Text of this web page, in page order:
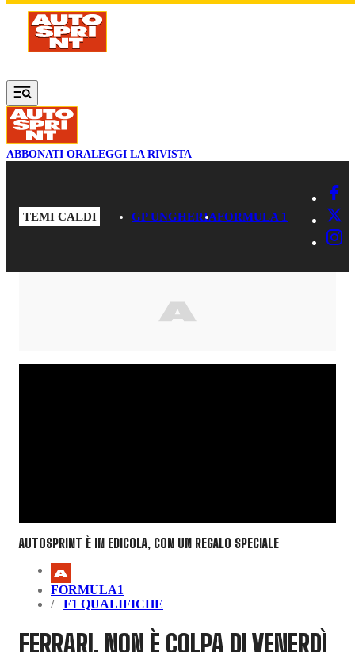
Vai al contenuto principale
ABBONATI ORALEGGI LA RIVISTA
TEMI CALDI GP UNGHERIAFORMULA 1
AUTOSPRINT È IN EDICOLA, CON UN REGALO SPECIALE
FORMULA1
F1 QUALIFICHE
FERRARI, NON È COLPA DI VENERDÌ